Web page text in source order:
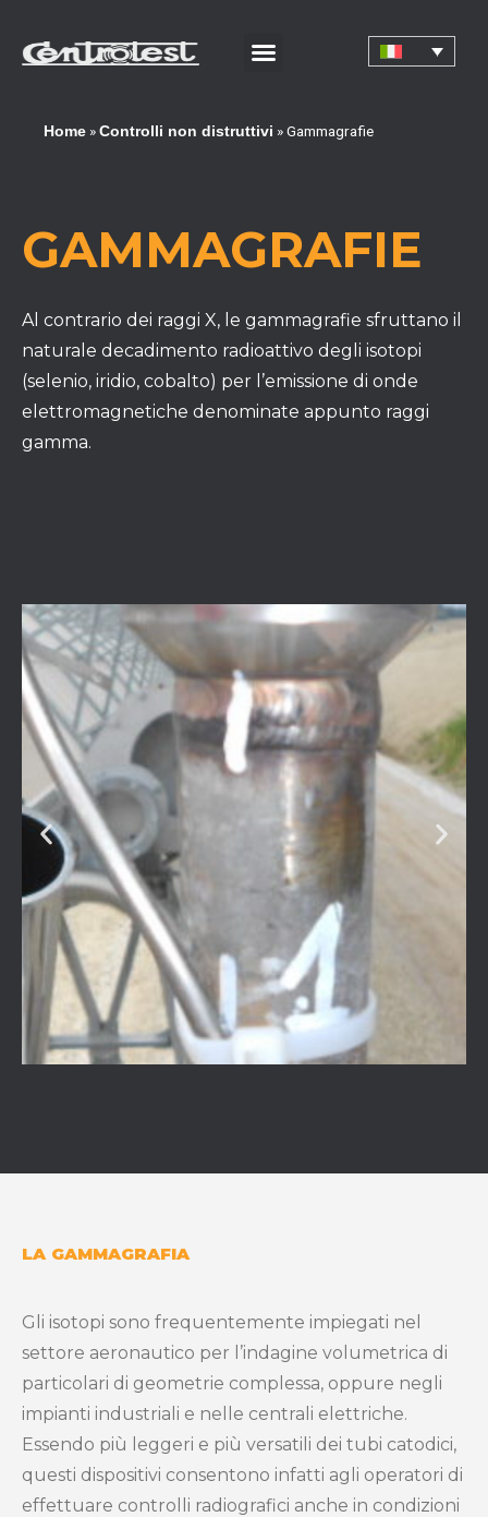
Home » Controlli non distruttivi »Gammagrafie
GAMMAGRAFIE
Al contrario dei raggi X, le gammagrafie sfruttano il
naturale decadimento radioattivo degli isotopi
(selenio, iridio, cobalto) per l’emissione di onde
elettromagnetiche denominate appunto raggi
gamma.
LA GAMMAGRAFIA
Gli isotopi sono frequentemente impiegati nel
settore aeronautico per l’indagine volumetrica di
particolari di geometrie complessa, oppure negli
impianti industriali e nelle centrali elettriche.
Essendo più leggeri e più versatili dei tubi catodici,
questi dispositivi consentono infatti agli operatori di
effettuare controlli radiografici anche in condizioni